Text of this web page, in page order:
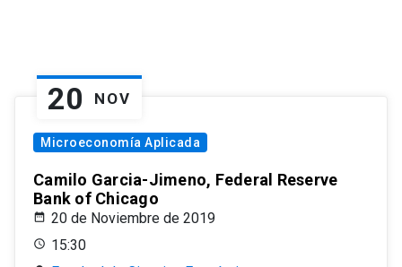
20 NOV
Microeconomía Aplicada
Camilo Garcia-Jimeno, Federal Reserve
Bank of Chicago
20 de Noviembre de 2019
15:30